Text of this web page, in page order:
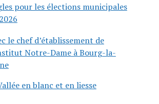
pour les élections municipales
le chef d’établissement de
Notre-Dame à Bourg-la-
en blanc et en liesse